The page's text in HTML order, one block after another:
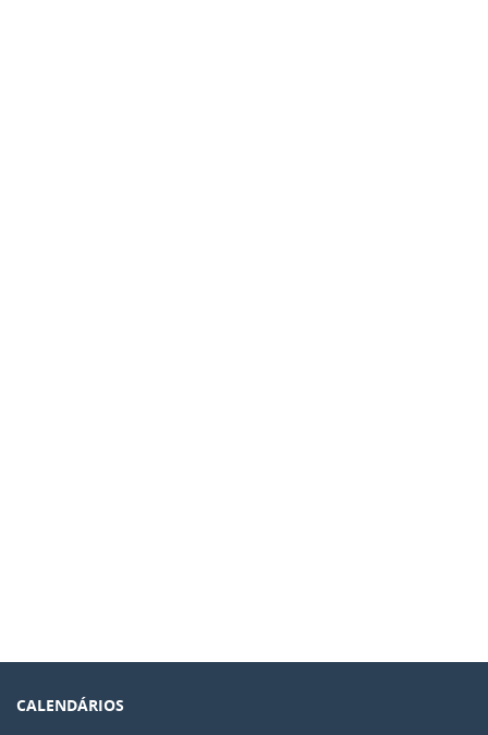
CALENDÁRIOS